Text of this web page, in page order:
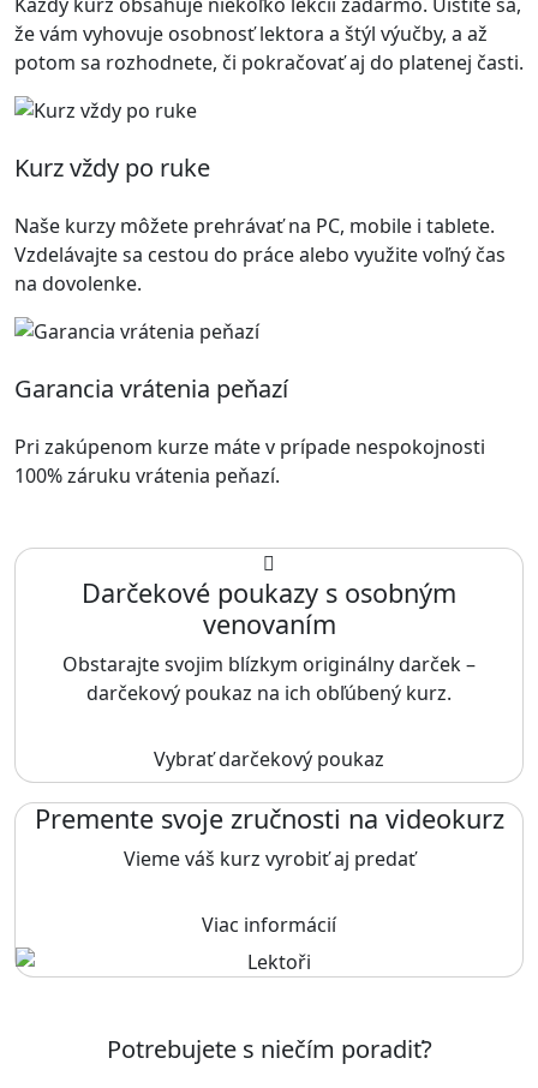
že vám vyhovuje osobnosť lektora a štýl výučby, a až
potom sa rozhodnete, či pokračovať aj do platenej časti.
Kurz vždy po ruke
Naše kurzy môžete prehrávať na PC, mobile i tablete.
Vzdelávajte sa cestou do práce alebo využite voľný čas
na dovolenke.
Garancia vrátenia peňazí
Pri zakúpenom kurze máte v prípade nespokojnosti
100% záruku vrátenia peňazí.
Darčekové poukazy s osobným
venovaním
Obstarajte svojim blízkym originálny darček –
darčekový poukaz na ich obľúbený kurz.
Vybrať darčekový poukaz
Premente svoje zručnosti na videokurz
Vieme váš kurz vyrobiť aj predať
Viac informácií
Potrebujete s niečím poradiť?